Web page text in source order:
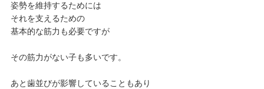
姿勢を維持するためには
それを支えるための
基本的な筋力も必要ですが
その筋力がない子も多いです。
あと歯並びが影響していることもあり